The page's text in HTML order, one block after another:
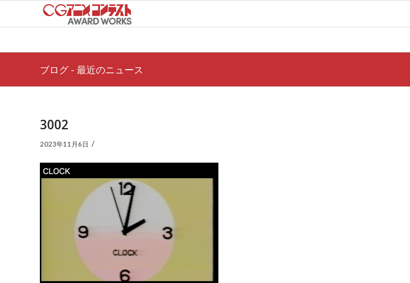
ブログ - 最近のニュース
3002
2023年11月6日 /